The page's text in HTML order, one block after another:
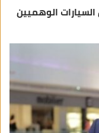
الوهميين